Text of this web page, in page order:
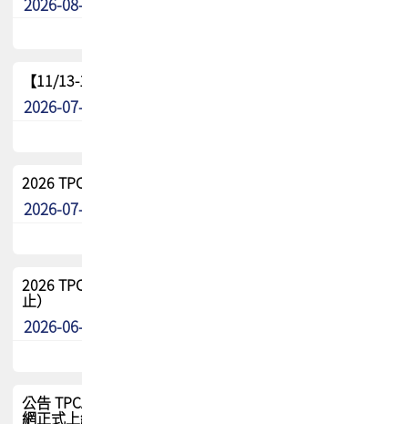
【11/13-15】2026 TPCA 百岳登頂_南橫三星
2026-07-22
2026 TPCA中南區會員問卷暨7/31交流餐敘報名
2026-07-08
2026 TPCA健康盃保齡球聯誼賽 熱烈報名中（8/3報名截
止）
2026-06-29
公告 TPCA 台灣電路板協會官網將迎來新面貌，7/1 新官
網正式上線！